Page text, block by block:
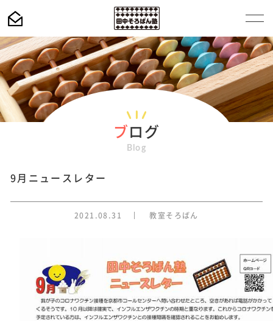
ブ ログ
Blog
9月ニュースレター
2021.08.31 教室そろばん